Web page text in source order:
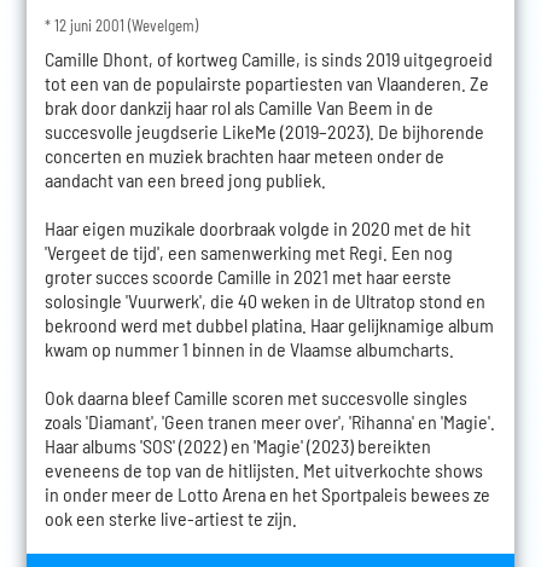
* 12 juni 2001 (Wevelgem)
Camille Dhont, of kortweg Camille, is sinds 2019 uitgegroeid
tot een van de populairste popartiesten van Vlaanderen. Ze
brak door dankzij haar rol als Camille Van Beem in de
succesvolle jeugdserie LikeMe (2019–2023). De bijhorende
concerten en muziek brachten haar meteen onder de
aandacht van een breed jong publiek.
Haar eigen muzikale doorbraak volgde in 2020 met de hit
'Vergeet de tijd', een samenwerking met Regi. Een nog
groter succes scoorde Camille in 2021 met haar eerste
solosingle 'Vuurwerk', die 40 weken in de Ultratop stond en
bekroond werd met dubbel platina. Haar gelijknamige album
kwam op nummer 1 binnen in de Vlaamse albumcharts.
Ook daarna bleef Camille scoren met succesvolle singles
zoals 'Diamant', 'Geen tranen meer over', 'Rihanna' en 'Magie'.
Haar albums 'SOS' (2022) en 'Magie' (2023) bereikten
eveneens de top van de hitlijsten. Met uitverkochte shows
in onder meer de Lotto Arena en het Sportpaleis bewees ze
ook een sterke live-artiest te zijn.